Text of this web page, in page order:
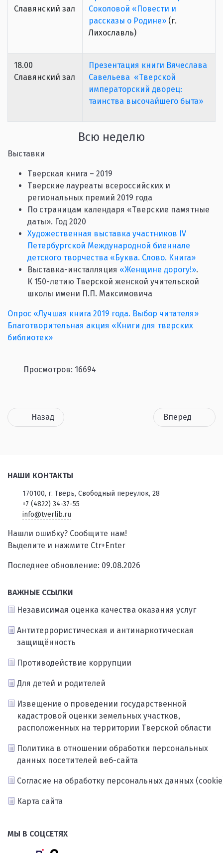
Славянский зал
Соколовой «Повести и
рассказы о Родине» (г.
Лихославль)
18.00
Славянский зал
Презентация книги Вячеслава
Савельева «Тверской
императорский дворец:
таинства высочайшего быта»
Всю неделю
Выставки
Тверская книга – 2019
Тверские лауреаты всероссийских и
региональных премий 2019 года
По страницам календаря «Тверские памятные
даты». Год 2020
Художественная выставка участников IV
Петербургской Международной биеннале
детского творчества «Буква. Слово. Книга»
Выставка-инсталляция «Женщине дорогу!».
К 150-летию Тверской женской учительской
школы имени П.П. Максимовича
Опрос «Лучшая книга 2019 года. Выбор читателя»
Благотворительная акция «Книги для тверских
библиотек»
Просмотров: 16694
Назад Вперед
НАШИ КОНТАКТЫ
170100, г. Тверь, Свободный переулок, 28
+7 (4822) 34-37-55
info@tverlib.ru
Нашли ошибку? Сообщите нам!
Выделите и нажмите Ctr+Enter
Последнее обновление: 09.08.2026
ВАЖНЫЕ ССЫЛКИ
Независимая оценка качества оказания услуг
Антитеррористическая и антинаркотическая
защищённость
Противодействие коррупции
Для детей и родителей
Извещение о проведении государственной
кадастровой оценки земельных участков,
расположенных на территории Тверской области
Политика в отношении обработки персональных
данных посетителей веб-сайта
Согласие на обработку персональных данных
Карта сайта
МЫ В СОЦСЕТЯХ